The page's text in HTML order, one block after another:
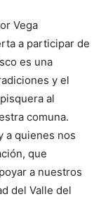
Vega
a participar de
es una
y el
al
comuna.
a quienes nos
que
a nuestros
del Valle del